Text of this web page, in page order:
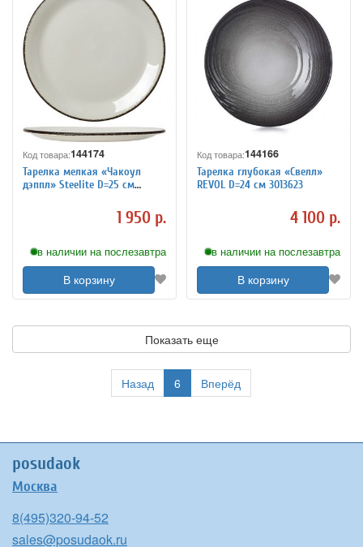
Код товара:144174
Тарелка мелкая «Чакоул
дэппл» Steelite D=25 см
1 950 р.
в наличии на послезавтра
В корзину
Код товара:144166
Тарелка глубокая «Свелл»
REVOL D=24 см 3013623
4 100 р.
в наличии на послезавтра
В корзину
Показать еще
Назад 6 Вперёд
posudaok
Москва
8(495)320-94-52
sales@posudaok.ru